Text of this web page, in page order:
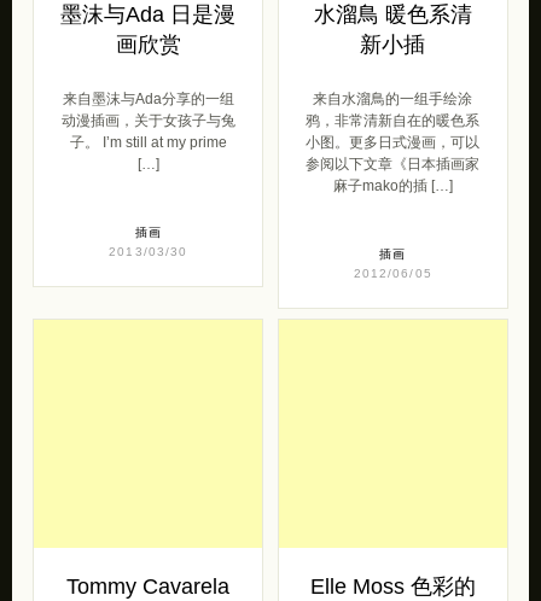
墨沫与Ada 日是漫
画欣赏
来自墨沫与Ada分享的一组
动漫插画，关于女孩子与兔
子。 I’m still at my prime
[…]
插画
2013/03/30
水溜鳥 暖色系清
新小插
来自水溜鳥的一组手绘涂
鸦，非常清新自在的暖色系
小图。更多日式漫画，可以
参阅以下文章《日本插画家
麻子mako的插 […]
插画
2012/06/05
Tommy Cavarela
Elle Moss 色彩的